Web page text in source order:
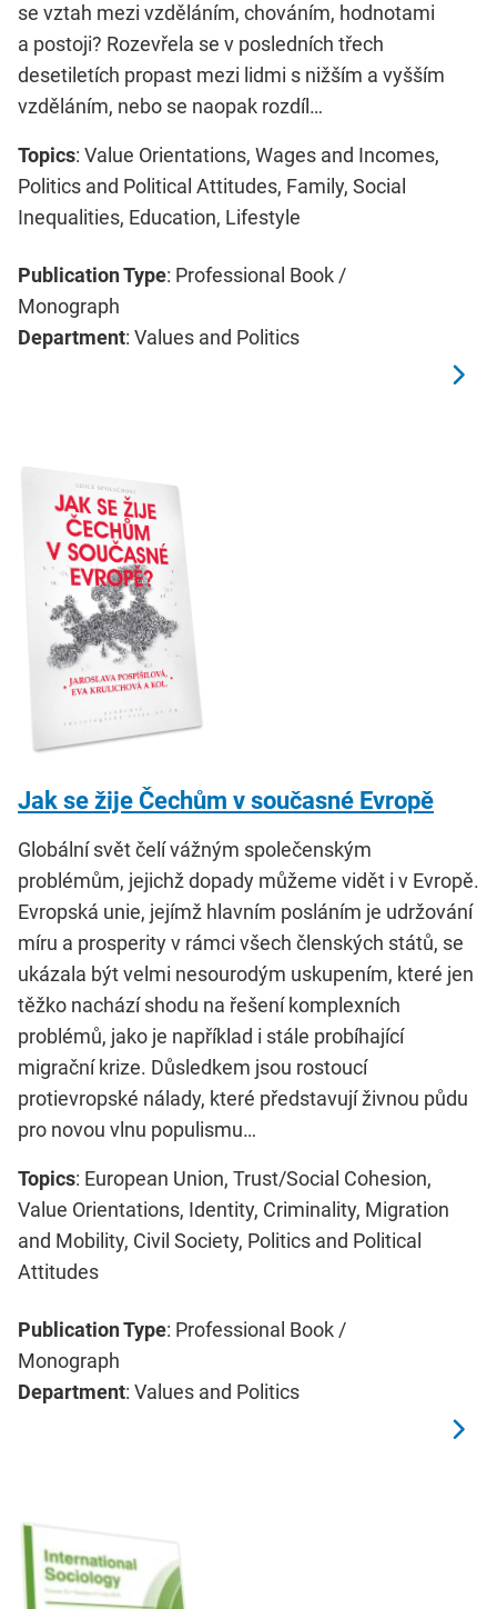
se vztah mezi vzděláním, chováním, hodnotami
a postoji? Rozevřela se v posledních třech
desetiletích propast mezi lidmi s nižším a vyšším
vzděláním, nebo se naopak rozdíl…
Topics: Value Orientations, Wages and Incomes,
Politics and Political Attitudes, Family, Social
Inequalities, Education, Lifestyle
Publication Type: Professional Book /
Monograph
Department: Values and Politics
Jak se žije Čechům v současné Evropě
Globální svět čelí vážným společenským
problémům, jejichž dopady můžeme vidět i v Evropě.
Evropská unie, jejímž hlavním posláním je udržování
míru a prosperity v rámci všech členských států, se
ukázala být velmi nesourodým uskupením, které jen
těžko nachází shodu na řešení komplexních
problémů, jako je například i stále probíhající
migrační krize. Důsledkem jsou rostoucí
protievropské nálady, které představují živnou půdu
pro novou vlnu populismu…
Topics: European Union, Trust/Social Cohesion,
Value Orientations, Identity, Criminality, Migration
and Mobility, Civil Society, Politics and Political
Attitudes
Publication Type: Professional Book /
Monograph
Department: Values and Politics